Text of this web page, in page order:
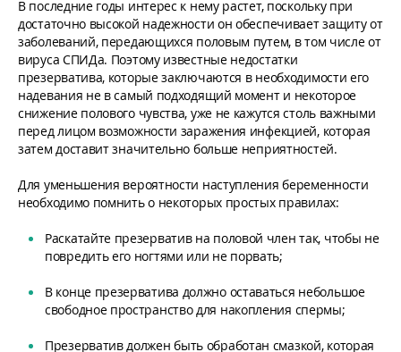
В последние годы интерес к нему растет, поскольку при
достаточно высокой надежности он обеспечивает защиту от
заболеваний, передающихся половым путем, в том числе от
вируса СПИДа. Поэтому известные недостатки
презерватива, которые заключаются в необходимости его
надевания не в самый подходящий момент и некоторое
снижение полового чувства, уже не кажутся столь важными
перед лицом возможности заражения инфекцией, которая
затем доставит значительно больше неприятностей.
Для уменьшения вероятности наступления беременности
необходимо помнить о некоторых простых правилах:
Раскатайте презерватив на половой член так, чтобы не
повредить его ногтями или не порвать;
В конце презерватива должно оставаться небольшое
свободное пространство для накопления спермы;
Презерватив должен быть обработан смазкой, которая